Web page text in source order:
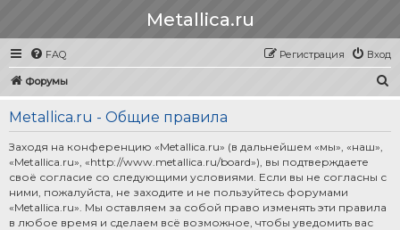
Metallica.ru
FAQ Вход
Регистрация
Форумы
Metallica.ru - Общие правила
Заходя на конференцию «Metallica.ru» (в дальнейшем «мы», «наш»,
«Metallica.ru», «http://www.metallica.ru/board»), вы подтверждаете
своё согласие со следующими условиями. Если вы не согласны с
ними, пожалуйста, не заходите и не пользуйтесь форумами
«Metallica.ru». Мы оставляем за собой право изменять эти правила
в любое время и сделаем всё возможное, чтобы уведомить вас